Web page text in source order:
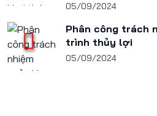
05/09/2024
Phân công trách
trình thủy lợi
05/09/2024